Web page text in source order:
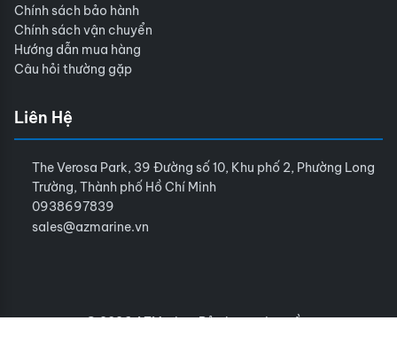
Chính sách bảo hành
Chính sách vận chuyển
Hướng dẫn mua hàng
Câu hỏi thường gặp
Liên Hệ
The Verosa Park, 39 Đường số 10, Khu phố 2, Phường Long
Trường, Thành phố Hồ Chí Minh
0938697839
sales@azmarine.vn
© 2026 AZMarine. Bảo lưu mọi quyền.